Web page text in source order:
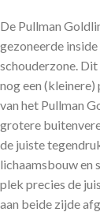
De Pullman
gezoneerde
schouderzone.
nog een
van het Pullman
grotere
de juiste
lichaamsbouw en
plek precies de
aan beide zijde